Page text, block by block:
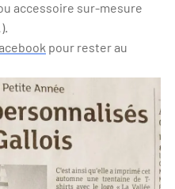
accessoire sur-mesure
pour rester au